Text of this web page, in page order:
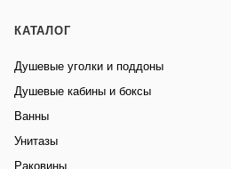
КАТАЛОГ
Душевые уголки и поддоны
Душевые кабины и боксы
Ванны
Унитазы
Раковины